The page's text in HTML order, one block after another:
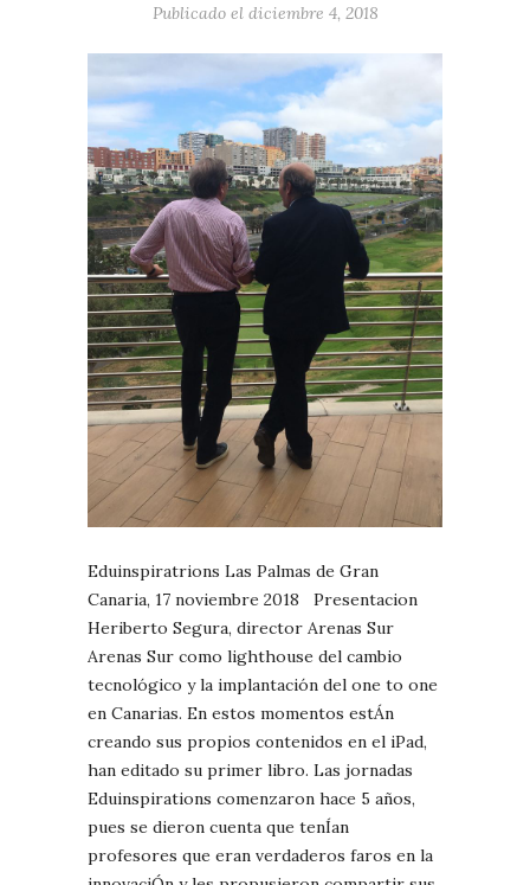
Publicado el diciembre 4, 2018
Eduinspiratrions Las Palmas de Gran
Canaria, 17 noviembre 2018 Presentacion
Heriberto Segura, director Arenas Sur
Arenas Sur como lighthouse del cambio
tecnológico y la implantación del one to one
en Canarias. En estos momentos estÁn
creando sus propios contenidos en el iPad,
han editado su primer libro. Las jornadas
Eduinspirations comenzaron hace 5 años,
pues se dieron cuenta que tenÍan
profesores que eran verdaderos faros en la